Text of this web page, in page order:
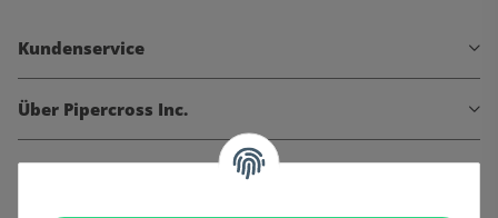
Kundenservice
Über Pipercross Inc.
Informationen